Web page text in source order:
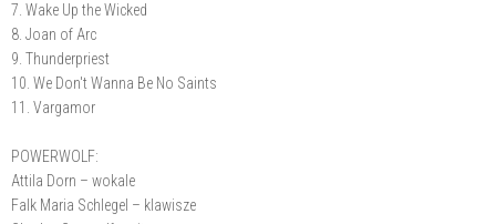
7. Wake Up the Wicked
8. Joan of Arc
9. Thunderpriest
10. We Don't Wanna Be No Saints
11. Vargamor
POWERWOLF:
Attila Dorn – wokale
Falk Maria Schlegel – klawisze